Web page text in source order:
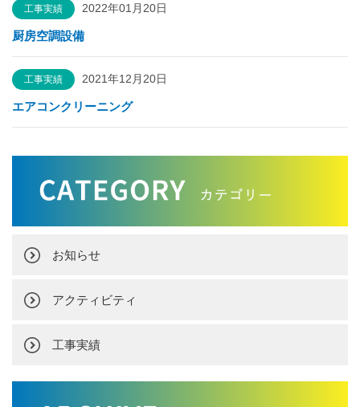
工事実績 2022年01月20日
厨房空調設備
工事実績 2021年12月20日
エアコンクリーニング
お知らせ
アクティビティ
工事実績